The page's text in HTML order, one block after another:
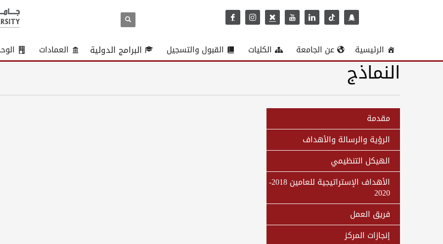
الرئيسية عن الجامعة الكليات القبول والتسجيل البرامج الدولية العمادات
النماذج
مقدمة
الرؤية والرسالة والأهداف
الهيكل التنظيمي
الأهداف الإستراتيجية للعامين 2018-
2020
فريق العمل
إنجازات المركز